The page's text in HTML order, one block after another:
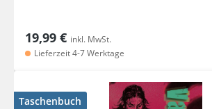
19,99 € inkl. MwSt.
Lieferzeit 4-7 Werktage
Taschenbuch